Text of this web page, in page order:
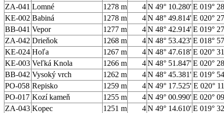
ZA-041 Lomné 1278 m 4N 49° 10.280'E 019°
KE-002 Babiná 1278 m 4N 48° 49.814'E 020°
BB-041 Vepor 1277 m 4N 48° 42.914'E 019°
ZA-042 Drieňok 1268 m 4N 48° 53.423'E 018°
KE-024 Hoľa 1267 m 4N 48° 47.618'E 020°
KE-003 Veľká Knola 1266 m 4N 48° 51.847'E 020°
BB-042 Vysoký vrch 1262 m 4N 48° 45.381'E 019°
PO-058 Repisko 1259 m 4N 49° 17.525' E 020°
PO-017 Kozí kameň 1255 m 4N 49° 00.990'E 020°
ZA-043 Kopec 1251 m 4N 49° 14.610'E 019°